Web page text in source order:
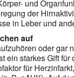
und
der
in Leber und
auf
oder gar
ein starkes Gift für
für